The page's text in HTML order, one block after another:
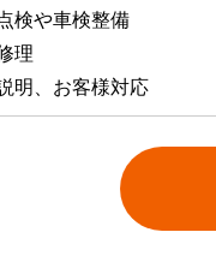
検や車検整備
理
明、お客様対応